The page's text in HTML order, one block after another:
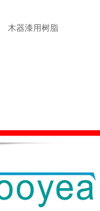
木器漆用树脂